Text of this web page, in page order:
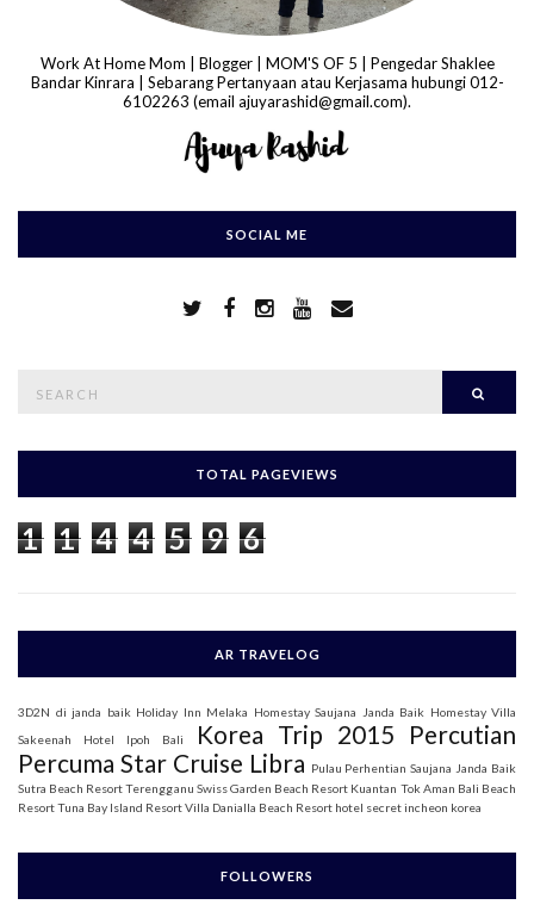
Work At Home Mom | Blogger | MOM'S OF 5 | Pengedar Shaklee
Bandar Kinrara | Sebarang Pertanyaan atau Kerjasama hubungi 012-
6102263 (email ajuyarashid@gmail.com).
SOCIAL ME
c
f
r
:
TOTAL PAGEVIEWS
1 1 4 4 5 9 6
AR TRAVELOG
3D2N di janda baik Holiday Inn Melaka Homestay Saujana Janda Baik Homestay Villa
Sakeenah
Hotel Ipoh Bali Korea Trip 2015 Percutian
Percuma Star Cruise Libra Pulau Perhentian Saujana Janda Baik
Sutra Beach Resort Terengganu Swiss Garden Beach Resort Kuantan Tok Aman Bali Beach
ResortTuna Bay Island ResortVilla Danialla Beach Resort hotel secret incheon korea
FOLLOWERS